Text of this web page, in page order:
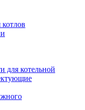
для котельной